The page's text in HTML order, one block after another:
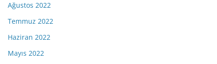
Ağustos 2022
Temmuz 2022
Haziran 2022
Mayıs 2022